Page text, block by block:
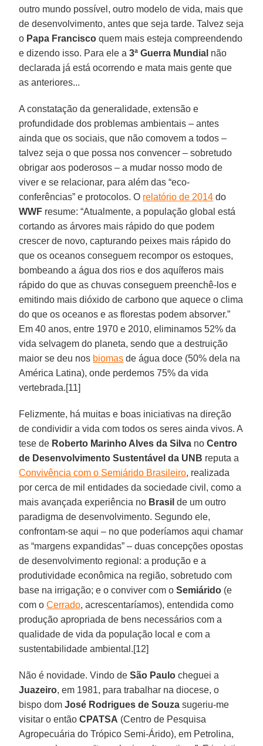
outro mundo possível, outro modelo de vida, mais que
de desenvolvimento, antes que seja tarde. Talvez seja
o Papa Francisco quem mais esteja compreendendo
e dizendo isso. Para ele a3ª Guerra Mundial não
declarada já está ocorrendo e mata mais gente que
as anteriores...
A constatação da generalidade, extensão e
profundidade dos problemas ambientais – antes
ainda que os sociais, que não comovem a todos –
talvez seja o que possa nos convencer – sobretudo
obrigar aos poderosos – a mudar nosso modo de
viver e se relacionar, para além das “eco-
conferências” e protocolos. O relatório de 2014 do
WWF resume: “Atualmente, a população global está
cortando as árvores mais rápido do que podem
crescer de novo, capturando peixes mais rápido do
que os oceanos conseguem recompor os estoques,
bombeando a água dos rios e dos aquíferos mais
rápido do que as chuvas conseguem preenchê-los e
emitindo mais dióxido de carbono que aquece o clima
do que os oceanos e as florestas podem absorver.”
Em 40 anos, entre 1970 e 2010, eliminamos 52% da
vida selvagem do planeta, sendo que a destruição
maior se deu nos biomas de água doce (50% dela na
América Latina), onde perdemos 75% da vida
vertebrada.[11]
Felizmente, há muitas e boas iniciativas na direção
de condividir a vida com todos os seres ainda vivos. A
tese de Roberto Marinho Alves da Silva noCentro
de Desenvolvimento Sustentável da UNB reputa a
Convivência com o Semiárido Brasileiro, realizada
por cerca de mil entidades da sociedade civil, como a
mais avançada experiência no Brasil de um outro
paradigma de desenvolvimento. Segundo ele,
confrontam-se aqui – no que poderíamos aqui chamar
as “margens expandidas” – duas concepções opostas
de desenvolvimento regional: a produção e a
produtividade econômica na região, sobretudo com
base na irrigação; e o conviver com oSemiárido (e
com oCerrado, acrescentaríamos), entendida como
produção apropriada de bens necessários com a
qualidade de vida da população local e com a
sustentabilidade ambiental.[12]
Não é novidade. Vindo deSão Paulo cheguei a
Juazeiro, em 1981, para trabalhar na diocese, o
bispo domJosé Rodrigues de Souza sugeriu-me
visitar o entãoCPATSA (Centro de Pesquisa
Agropecuária do Trópico Semi-Árido), em Petrolina,